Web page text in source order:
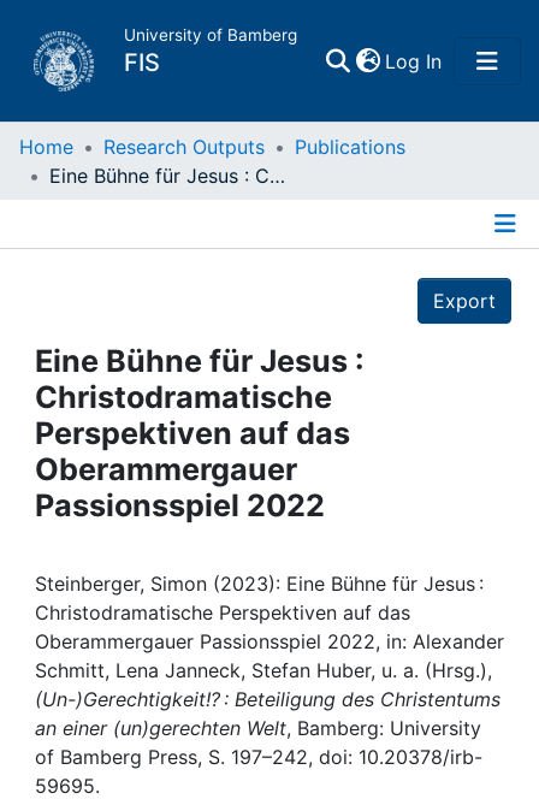
University of Bamberg
FIS Log In(current)
Home
Projects
People
Institutions
My FIS
Help
Home Research Outputs
Publications
Eine Bühne für Jesus : Christodramatische Perspektiven auf das Oberammergauer Passionsspiel 2022
Export
Eine Bühne für Jesus :
Christodramatische
Perspektiven auf das
Oberammergauer
Passionsspiel 2022
Steinberger, Simon (2023): Eine Bühne für Jesus :
Christodramatische Perspektiven auf das
Oberammergauer Passionsspiel 2022, in: Alexander
Schmitt, Lena Janneck, Stefan Huber, u. a. (Hrsg.),
(Un-)Gerechtigkeit!? : Beteiligung des Christentums
an einer (un)gerechten Welt, Bamberg: University
of Bamberg Press, S. 197–242, doi: 10.20378/irb-
59695.